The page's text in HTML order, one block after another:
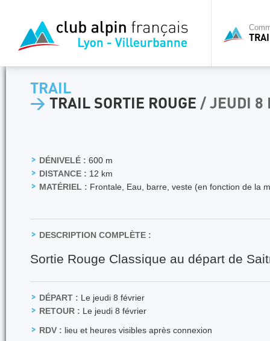
TRAIL
> TRAIL SORTIE ROUGE / JEUDI 8
DÉNIVELÉ : 600 m
DISTANCE : 12 km
MATÉRIEL : Frontale, Eau, barre, veste (en fonction de la
DESCRIPTION COMPLÈTE :
Sortie Rouge Classique au départ de
DÉPART : Le jeudi 8 février
RETOUR : Le jeudi 8 février
RDV : lieu et heures visibles après connexion